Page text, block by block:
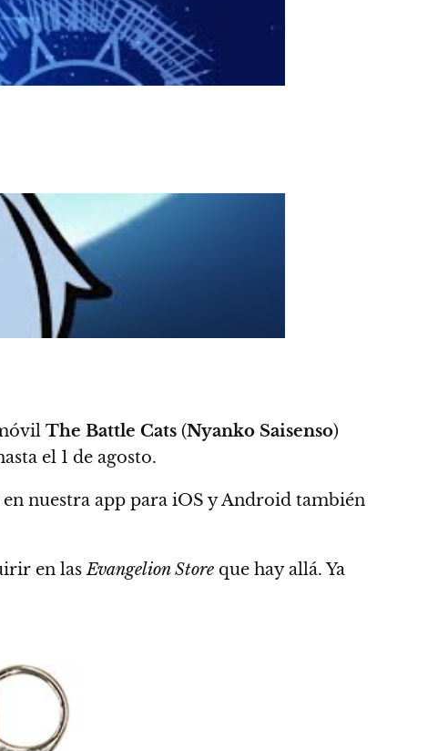
The Battle Cats (Nyanko Saisenso)
el 1 de agosto.
nuestra app para iOS y Android también
en lasEvangelion Store que hay allá. Ya